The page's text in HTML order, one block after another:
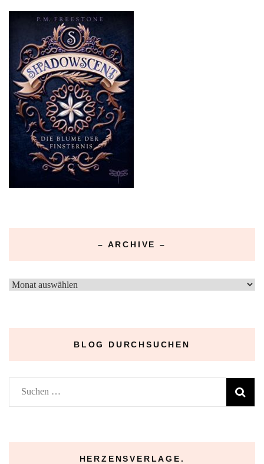
– ARCHIVE –
–
BLOG DURCHSUCHEN
Suchen
nach:
HERZENSVERLAGE.